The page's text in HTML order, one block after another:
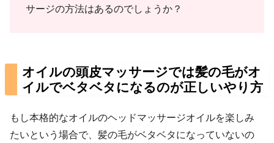
サージの方法はあるのでしょうか？
オイルの頭皮マッサージでは髪の毛がオ
イルでベタベタになるのが正しいやり方
もし本格的なオイルのヘッドマッサージオイルを楽しみ
たいという場合で、髪の毛がベタベタになっていないの